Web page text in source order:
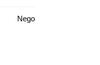
Nego